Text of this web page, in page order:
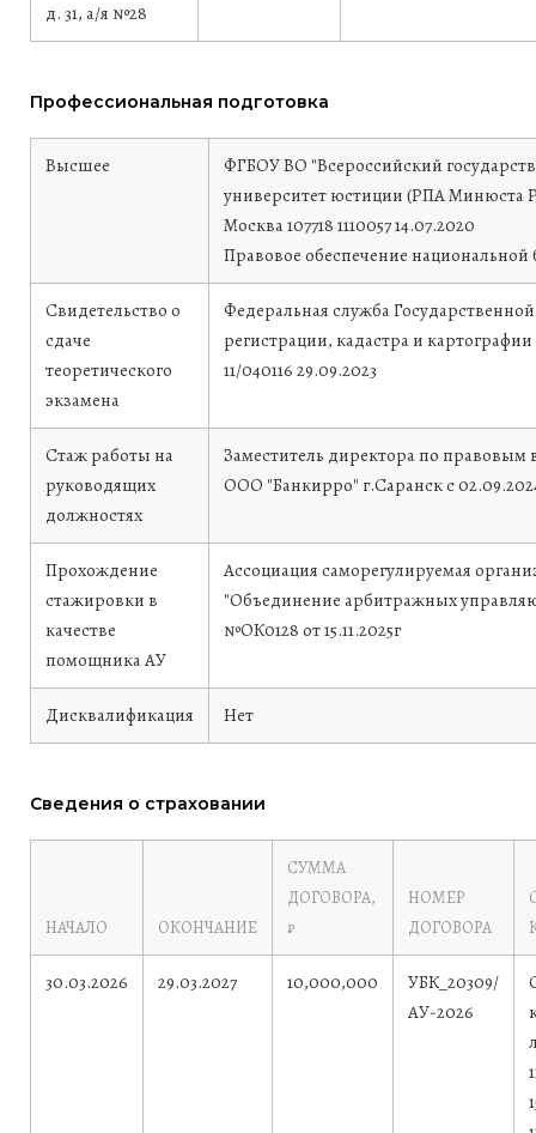
д. 31, а/я №28
Профессиональная подготовка
Высшее
ФГБОУ ВО "Всероссийский
университет юстиции (РПА Минюста
Москва107718 111005714.07.2020
Правовое обеспечение национальной
Свидетельство о
сдаче
теоретического
экзамена
Федеральная служба Государственной
регистрации, кадастра и картографии
11/040116 29.09.2023
Стаж работы на
руководящих
должностях
Заместитель директора по правовым
ООО "Банкирро" г.Саранск с
Прохождение
стажировки в
качестве
помощника АУ
Ассоциация саморегулируемая
"Объединение арбитражных
№ОК0128 от 15.11.2025г
Дисквалификация Нет
Сведения о страховании
НАЧАЛО ОКОНЧАНИЕ
СУММА
ДОГОВОРА,
₽
НОМЕР
ДОГОВОРА
30.03.2026 29.03.2027 10,000,000
УБК_20309/
АУ-2026